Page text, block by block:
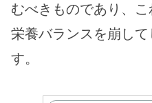
むべきものであり、
栄養バランスを崩し
す​​。